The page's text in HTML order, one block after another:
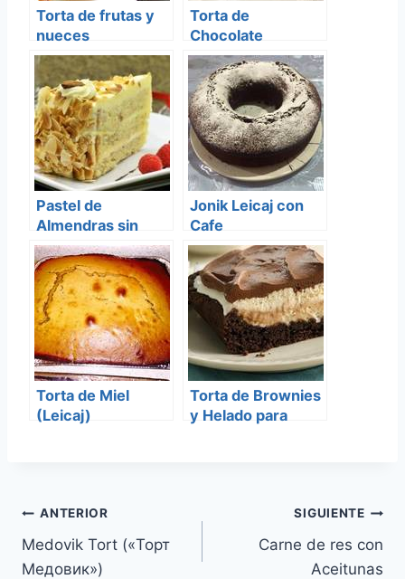
Torta de frutas y
nueces
Torta de
Chocolate
Pastel de
Almendras sin
azucar
Jonik Leicaj con
Cafe
Torta de Miel
(Leicaj)
Torta de Brownies
y Helado para
Navegación
de
ANTERIOR
Medovik Tort («Торт
Медовик»)
SIGUIENTE
Carne de res con
Aceitunas